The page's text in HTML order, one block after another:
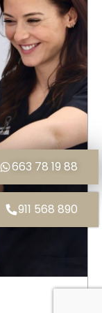
663 78 19 88
911 568 890